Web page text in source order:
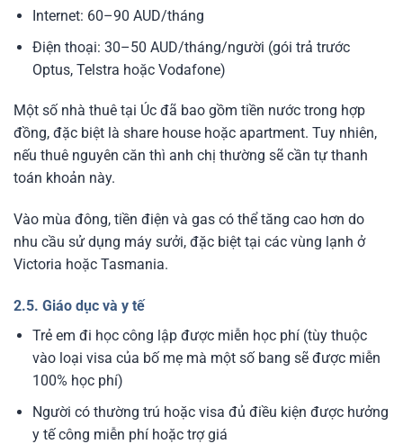
Internet: 60–90 AUD/tháng
Điện thoại: 30–50 AUD/tháng/người (gói trả trước
Optus, Telstra hoặc Vodafone)
Một số nhà thuê tại Úc đã bao gồm tiền nước trong hợp
đồng, đặc biệt là share house hoặc apartment. Tuy nhiên,
nếu thuê nguyên căn thì anh chị thường sẽ cần tự thanh
toán khoản này.
Vào mùa đông, tiền điện và gas có thể tăng cao hơn do
nhu cầu sử dụng máy sưởi, đặc biệt tại các vùng lạnh ở
Victoria hoặc Tasmania.
2.5. Giáo dục và y tế
Trẻ em đi học công lập được miễn học phí (tùy thuộc
vào loại visa của bố mẹ mà một số bang sẽ được miễn
100% học phí)
Người có thường trú hoặc visa đủ điều kiện được hưởng
y tế công miễn phí hoặc trợ giá